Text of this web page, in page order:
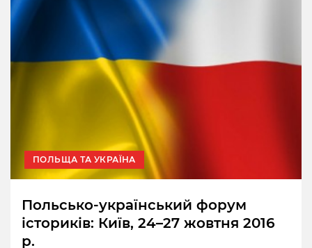
ПОЛЬЩА ТА УКРАЇНА
Польсько-український форум
істориків: Київ, 24–27 жовтня 2016
р.